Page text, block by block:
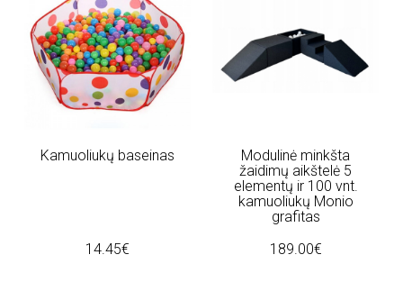
Kamuoliukų baseinas
14.45€
Modulinė minkšta
žaidimų aikštelė 5
elementų ir 100 vnt.
kamuoliukų Monio
grafitas
189.00€